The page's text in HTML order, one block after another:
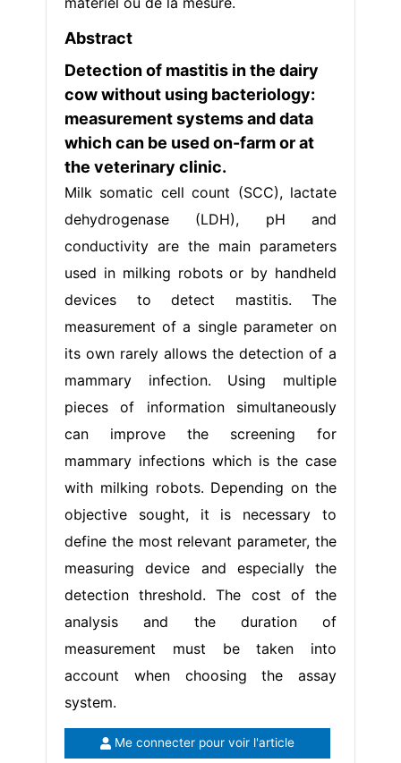
Abstract
Detection of mastitis in the dairy
cow without using bacteriology:
measurement systems and data
which can be used on-farm or at
the veterinary clinic.
Milk somatic cell count (SCC), lactate
dehydrogenase (LDH), pH and
conductivity are the main parameters
used in milking robots or by handheld
devices to detect mastitis. The
measurement of a single parameter on
its own rarely allows the detection of a
mammary infection. Using multiple
pieces of information simultaneously
can improve the screening for
mammary infections which is the case
with milking robots. Depending on the
objective sought, it is necessary to
define the most relevant parameter, the
measuring device and especially the
detection threshold. The cost of the
analysis and the duration of
measurement must be taken into
account when choosing the assay
system.
Me connecter pour voir l'article